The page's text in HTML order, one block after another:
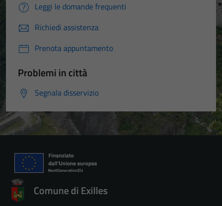
Leggi le domande frequenti
Richiedi assistenza
Prenota appuntamento
Problemi in città
Segnala disservizio
Comune di Exilles